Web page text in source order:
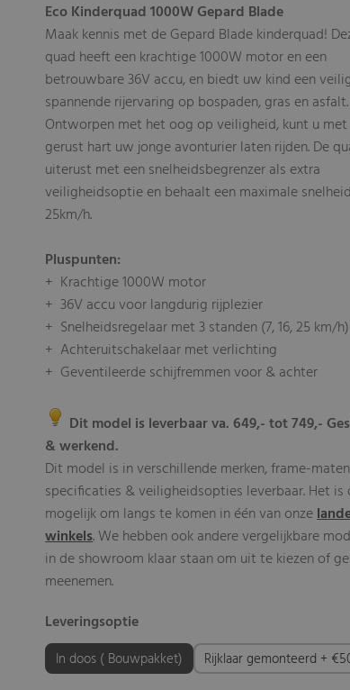
Eco Kinderquad 1000W Gepard Blade
Maak kennis met de Gepard Blade kinderquad!
quad heeft een krachtige 1000W motor en een
betrouwbare 36V accu, en biedt uw kind een
spannende rijervaring op bospaden, gras en asfalt.
Ontworpen met het oog op veiligheid, kunt u met
gerust hart uw jonge avonturier laten rijden. De
uiterust met een snelheidsbegrenzer als extra
veiligheidsoptie en behaalt een maximale
25km/h.
Pluspunten:
+ Krachtige 1000W motor
+ 36V accu voor langdurig rijplezier
+ Snelheidsregelaar met 3 standen (7, 16, 25 km/h)
+ Achteruitschakelaar met verlichting
+ Geventileerde schijfremmen voor & achter
Dit model is leverbaar va. 649,- tot 749,-
& werkend.
Dit model is in verschillende merken, frame-
specificaties & veiligheidsopties leverbaar. Het is
mogelijk om langs te komen in één van onze
winkels. We hebben ook andere vergelijkbare
in de showroom klaar staan om uit te kiezen of
meenemen.
Leveringsoptie
In doos ( Bouwpakket) Rijklaar gemonteerd +